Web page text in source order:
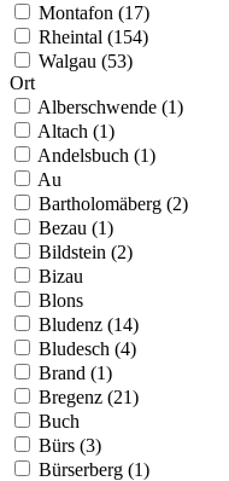
Montafon (17)
Rheintal (154)
Walgau (53)
Ort
Alberschwende (1)
Altach (1)
Andelsbuch (1)
Au
Bartholomäberg (2)
Bezau (1)
Bildstein (2)
Bizau
Blons
Bludenz (14)
Bludesch (4)
Brand (1)
Bregenz (21)
Buch
Bürs (3)
Bürserberg (1)